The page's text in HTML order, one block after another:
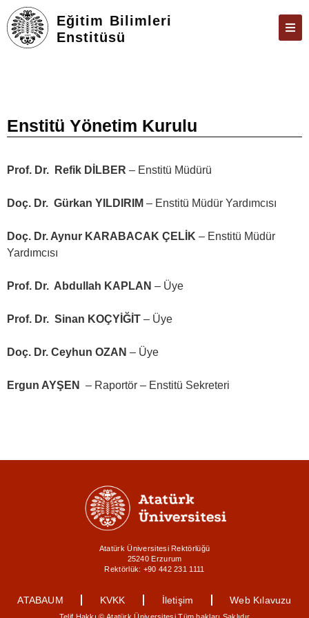
Eğitim Bilimleri
Enstitüsü
TEZ & SAVUNMA
İLETIŞIM
ÖBS
E-POSTA
Enstitü Yönetim Kurulu
Prof. Dr. Refik DİLBER – Enstitü Müdürü
Doç. Dr. Gürkan YILDIRIM – Enstitü Müdür Yardımcısı
Doç. Dr. Aynur KARABACAK ÇELİK – Enstitü Müdür
Yardımcısı
Prof. Dr. Abdullah KAPLAN – Üye
Prof. Dr. Sinan KOÇYİĞİT – Üye
Doç. Dr. Ceyhun OZAN – Üye
Ergun AYŞEN – Raportör – Enstitü Sekreteri
Atatürk Üniversitesi Rektörlüğü
25240 Erzurum
Rektörlük: +90 442 231 1111
ATABAUM KVKK İletişim Web Kılavuzu